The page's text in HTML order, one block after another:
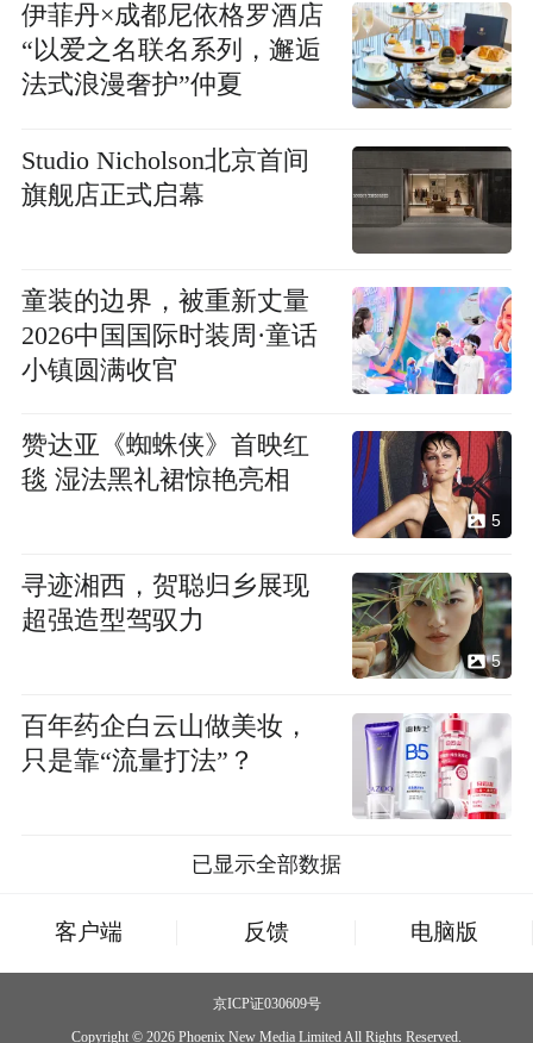
伊菲丹×成都尼依格罗酒店
“以爱之名联名系列，邂逅
法式浪漫奢护”仲夏
Studio Nicholson北京首间
旗舰店正式启幕
童装的边界，被重新丈量
2026中国国际时装周·童话
小镇圆满收官
赞达亚《蜘蛛侠》首映红
毯 湿法黑礼裙惊艳亮相
5
寻迹湘西，贺聪归乡展现
超强造型驾驭力
5
百年药企白云山做美妆，
只是靠“流量打法”？
已显示全部数据
客户端 反馈 电脑版
京ICP证030609号
Copyright © 2026 Phoenix New Media Limited All Rights Reserved.